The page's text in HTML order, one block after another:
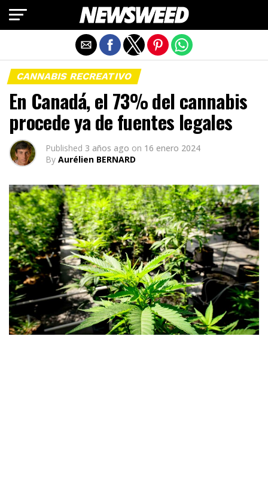
CANNABIS RECREATIVO
En Canadá, el 73% del cannabis
procede ya de fuentes legales
Published 3 años ago on 16 enero 2024
By Aurélien BERNARD
Salir de la versión móvil